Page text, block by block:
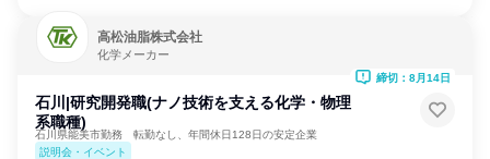
高松油脂株式会社
化学メーカー
石川|研究開発職(ナノ技術を支える化学・物理
系職種)
石川県能美市勤務 転勤なし、年間休日128日の安定企業
説明会・イベント
締切：8月14日